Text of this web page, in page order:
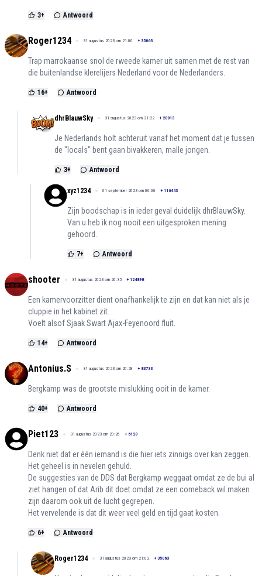
3+ Antwoord
Roger1234 31 augustus 2023 om 21:00 + 35063
Trap marrokaanse snol de rweede kamer uit samen met de rest van
die buitenlandse klerelijers Nederland voor de Nederlanders.
16+ Antwoord
dhrBlauwSky 31 augustus 2023 om 21:22 + 20013
Je Nederlands holt achteruit vanaf het moment dat je tussen
de "locals" bent gaan bivakkeren, malle jongen.
3+ Antwoord
xyz1234 01 september 2023 om 00:08 + 116443
Zijn boodschap is in ieder geval duidelijk dhrBlauwSky.
Van u heb ik nog nooit een uitgesproken mening
gehoord.
7+ Antwoord
shooter 31 augustus 2023 om 20:35 + 124898
Een kamervoorzitter dient onafhankelijk te zijn en dat kan niet als je
cluppie in het kabinet zit.
Voelt alsof Sjaak Swart Ajax-Feyenoord fluit.
14+ Antwoord
Antonius.S 31 augustus 2023 om 20:28 + 83733
Bergkamp was de grootste mislukking ooit in de kamer.
40+ Antwoord
Piet123 31 augustus 2023 om 20:26 + 6120
Denk niet dat er één iemand is die hier iets zinnigs over kan zeggen.
Het geheel is in nevelen gehuld.
De suggesties van de DDS dat Bergkamp weggaat omdat ze de bui al
ziet hangen of dat Arib dit doet omdat ze een comeback wil maken
zijn daarom ook uit de lucht gegrepen.
Het vervelende is dat dit weer veel geld en tijd gaat kosten.
6+ Antwoord
Roger1234 31 augustus 2023 om 21:02 + 35063